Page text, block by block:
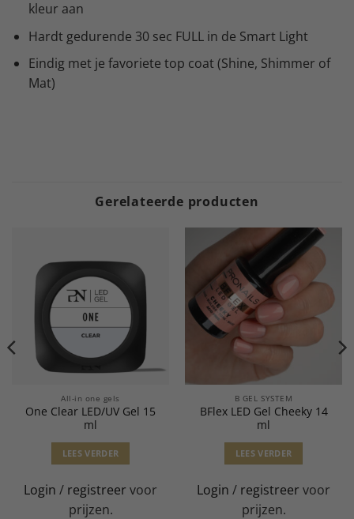
kleur aan
Hardt gedurende 30 sec FULL in de Smart Light
Eindig met je favoriete top coat (Shine, Shimmer of
Mat)
Gerelateerde producten
All-in one gels
One Clear LED/UV Gel 15
ml
LEES VERDER
Login / registreer voor
prijzen.
B GEL SYSTEM
BFlex LED Gel Cheeky 14
ml
LEES VERDER
Login / registreer voor
prijzen.